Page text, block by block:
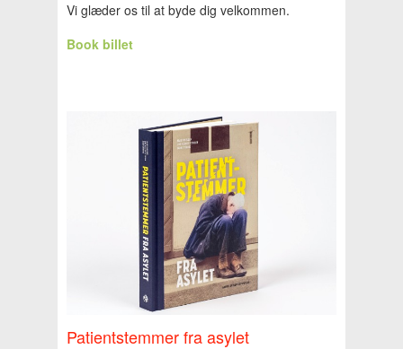
Vi glæder os til at byde dig velkommen.
Book billet
Patientstemmer fra asylet